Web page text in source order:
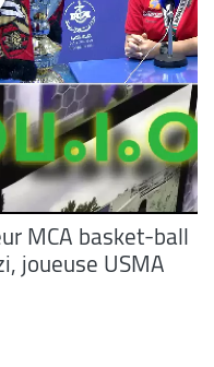
MCA basket-ball
joueuse USMA